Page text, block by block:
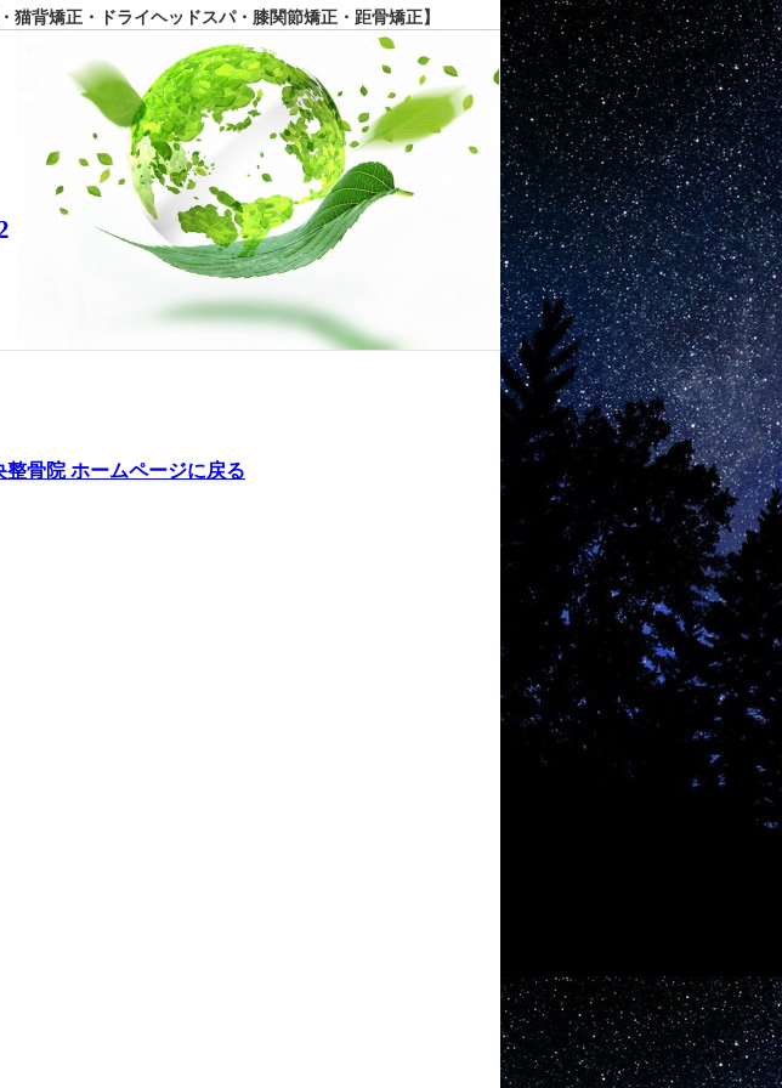
背矯正・ドライヘッドスパ・膝関節矯正・距骨矯正】
整骨院 ホームページに戻る